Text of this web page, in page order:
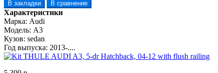
В закладки
В сравнение
Характеристики
Марка: Audi
Модель: A3
Кузов: sedan
Год выпуска: 2013-....